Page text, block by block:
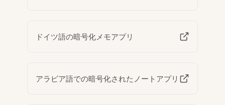
ドイツ語の暗号化メモアプリ
アラビア語での暗号化されたノートアプリ